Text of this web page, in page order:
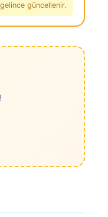
güncellenir.